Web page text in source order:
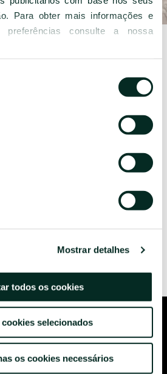
Para obter mais informações e
consulte a nossa
Mostrar detalhes
todos os cookies
selecionados
os cookies necessários
90 Anos
A HISTÓRIA DA HOSPITALIDADE
inigualável da nossa identidade: nove
confiança e inovação, assinaladas no
passado e reforçámos a essência que